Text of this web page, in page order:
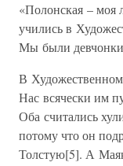
«Полонская – моя
учились в
Мы были
В Художественном
Нас всячески им
Оба считались
потому что он
Толстую[5]. А